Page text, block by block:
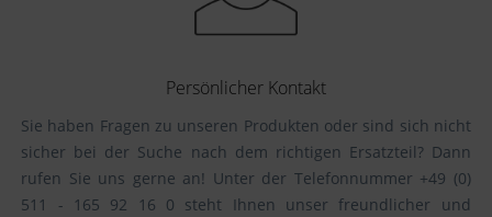
Persönlicher Kontakt
Sie haben Fragen zu unseren Produkten oder sind sich nicht
sicher bei der Suche nach dem richtigen Ersatzteil? Dann
rufen Sie uns gerne an! Unter der Telefonnummer +49 (0)
511 - 165 92 16 0 steht Ihnen unser freundlicher und